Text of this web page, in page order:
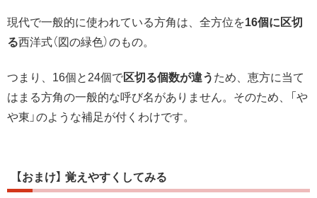
現代で一般的に使われている方角は、全方位を16個に区切
る西洋式（図の緑色）のもの。
つまり、16個と24個で区切る個数が違う ため、恵方に当て
はまる方角の一般的な呼び名がありません。そのため、「や
や東」のような補足が付くわけです。
【おまけ】 覚えやすくしてみる